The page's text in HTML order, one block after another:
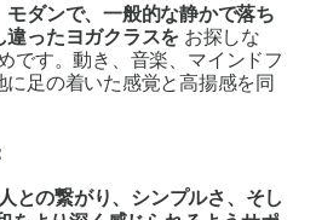
ダンで、一般的な静かで落ち
ったヨガクラスを お探しな
です。動き、音楽、マインドフ
足の着いた感覚と高揚感を同
人との繋がり、シンプルさ、そし